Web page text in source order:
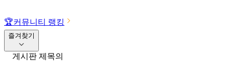
🏆커뮤니티 랭킹
즐겨찾기
게시판 제목의